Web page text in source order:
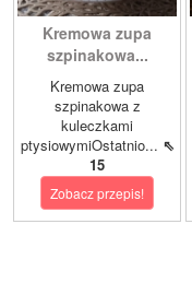
Kremowa zupa
szpinakowa...
Kremowa zupa
szpinakowa z
kuleczkami
ptysiowymiOstatnio... ⇖
15
Zobacz przepis!